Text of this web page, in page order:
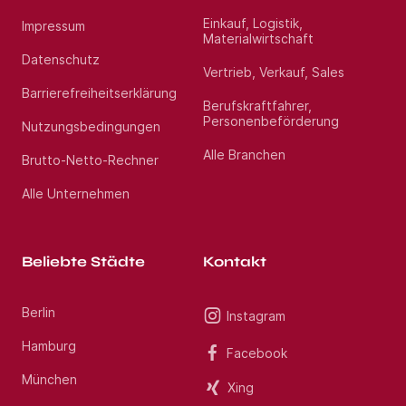
Impressum
Datenschutz
Barrierefreiheitserklärung
Nutzungsbedingungen
Brutto-Netto-Rechner
Alle Unternehmen
Einkauf, Logistik,
Materialwirtschaft
Vertrieb, Verkauf, Sales
Berufskraftfahrer,
Personenbeförderung
Alle Branchen
Beliebte Städte
Berlin
Hamburg
München
Kontakt
Instagram
Facebook
Xing